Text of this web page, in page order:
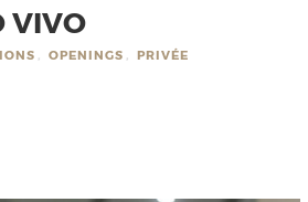
VIVO
, OPENINGS , PRIVÉE